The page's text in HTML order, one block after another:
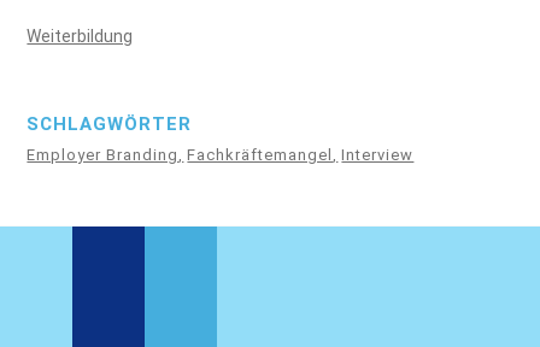
Weiterbildung
SCHLAGWÖRTER
Employer Branding Fachkräftemangel Interview